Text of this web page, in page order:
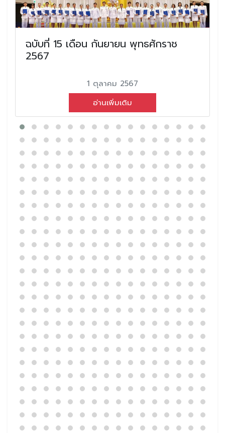
ฉบับที่ 15 เดือน กันยายน พุทธศักราช
2567
1 ตุลาคม 2567
อ่านเพิ่มเติม